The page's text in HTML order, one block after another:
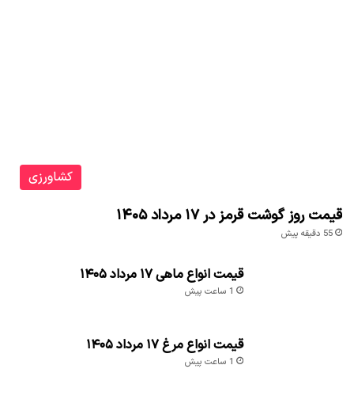
کشاورزی
قیمت روز گوشت قرمز در ۱۷ مرداد ۱۴۰۵
55 دقیقه پیش
قیمت انواع ماهی ۱۷ مرداد ۱۴۰۵
1 ساعت پیش
قیمت انواع مرغ ۱۷ مرداد ۱۴۰۵
1 ساعت پیش